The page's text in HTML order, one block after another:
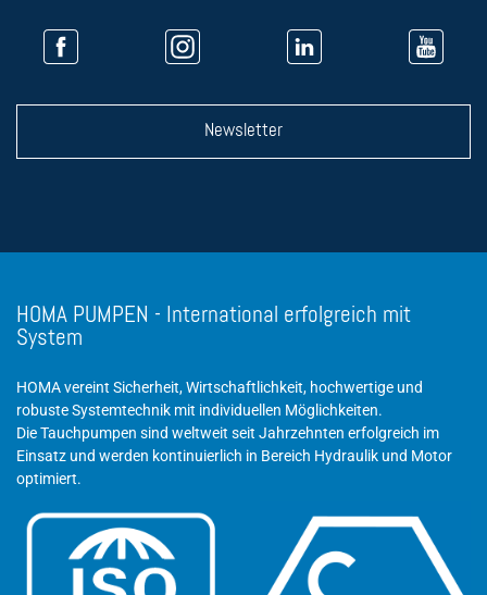
Newsletter
HOMA PUMPEN - International erfolgreich mit
System
HOMA vereint Sicherheit, Wirtschaftlichkeit, hochwertige und
robuste Systemtechnik mit individuellen Möglichkeiten.
Die Tauchpumpen sind weltweit seit Jahrzehnten erfolgreich im
Einsatz und werden kontinuierlich in Bereich Hydraulik und Motor
optimiert.